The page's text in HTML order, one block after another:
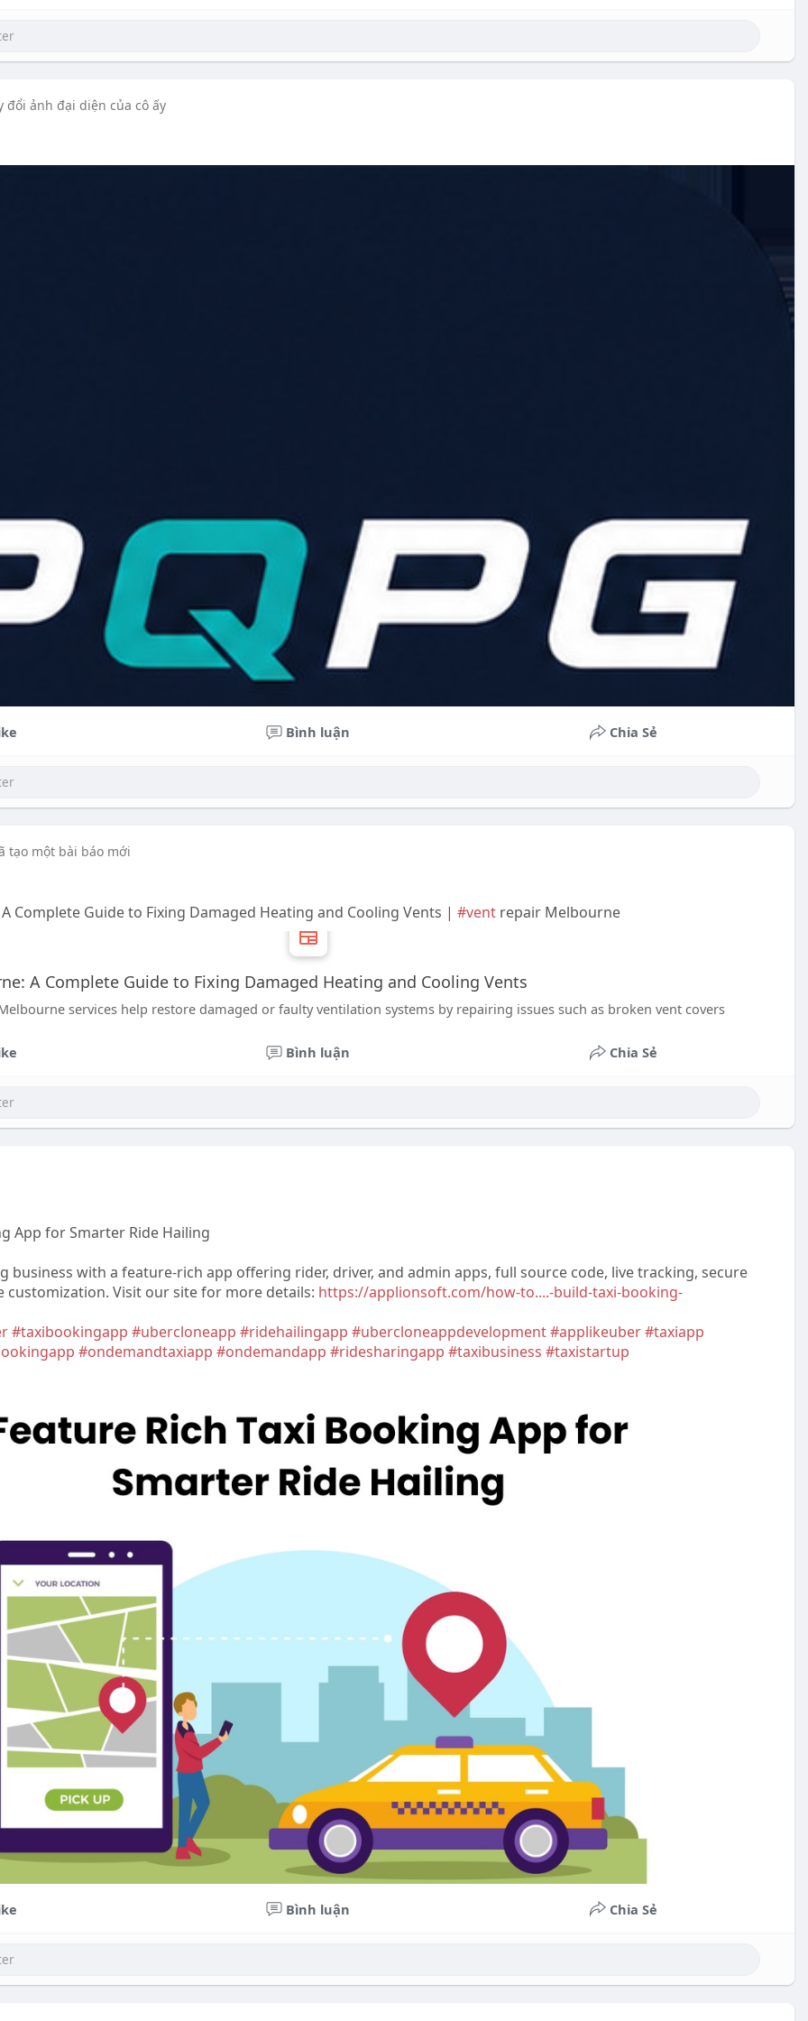
đổi ảnh đại diện của cô ấy
Bình luận Chia Sẻ
tạo một bài báo mới
Complete Guide to Fixing Damaged Heating and Cooling Vents | #ventrepair Melbourne
A Complete Guide to Fixing Damaged Heating and Cooling Vents
services help restore damaged or faulty ventilation systems by repairing issues such as broken vent covers
Bình luận Chia Sẻ
App for Smarter Ride Hailing
business with a feature-rich app offering rider, driver, and admin apps, full source code, live tracking, secure
customization. Visit our site for more details: https://applionsoft.com/how-to....-build-taxi-booking-
#taxibookingapp #ubercloneapp #ridehailingapp #ubercloneappdevelopment#applikeuber#taxiapp
#ondemandtaxiapp #ondemandapp #ridesharingapp #taxibusiness #taxistartup
Bình luận Chia Sẻ